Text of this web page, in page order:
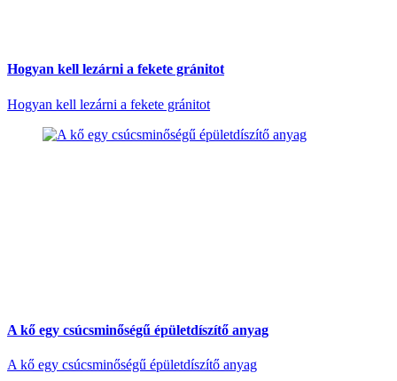
Hogyan kell lezárni a fekete gránitot
Hogyan kell lezárni a fekete gránitot
A kő egy csúcsminőségű épületdíszítő anyag
A kő egy csúcsminőségű épületdíszítő anyag